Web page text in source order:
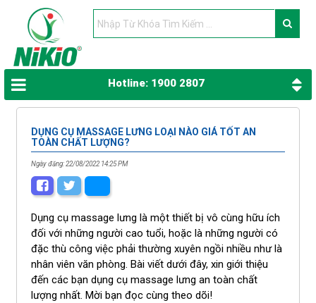
Hotline: 1900 2807
DỤNG CỤ MASSAGE LƯNG LOẠI NÀO GIÁ TỐT AN
TOÀN CHẤT LƯỢNG?
Ngày đăng: 22/08/2022 14:25 PM
Dụng cụ massage lưng là một thiết bị vô cùng hữu ích
đối với những người cao tuổi, hoặc là những người có
đặc thù công việc phải thường xuyên ngồi nhiều như là
nhân viên văn phòng. Bài viết dưới đây, xin giới thiệu
đến các bạn dụng cụ massage lưng an toàn chất
lượng nhất. Mời bạn đọc cùng theo dõi!